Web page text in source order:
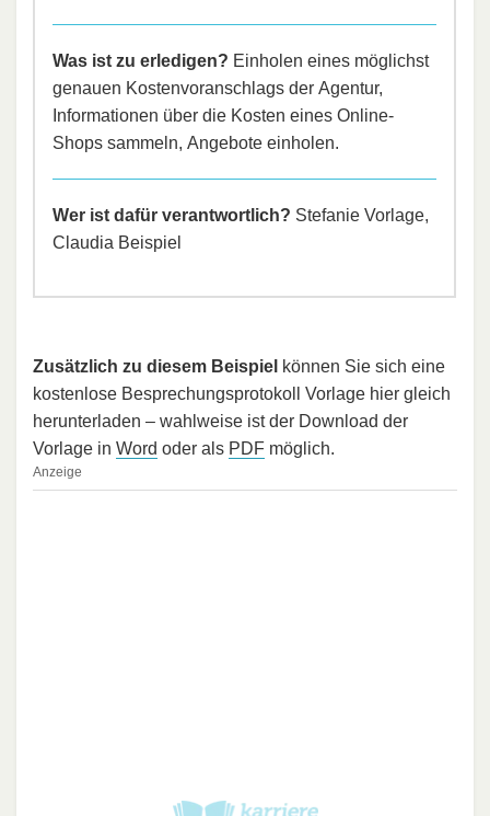
Was ist zu erledigen? Einholen eines möglichst
genauen Kostenvoranschlags der Agentur,
Informationen über die Kosten eines Online-
Shops sammeln, Angebote einholen.
Wer ist dafür verantwortlich? Stefanie Vorlage,
Claudia Beispiel
Zusätzlich zu diesem Beispiel können Sie sich eine
kostenlose Besprechungsprotokoll Vorlage hier gleich
herunterladen – wahlweise ist der Download der
Vorlage in Word oder als PDF möglich.
Anzeige